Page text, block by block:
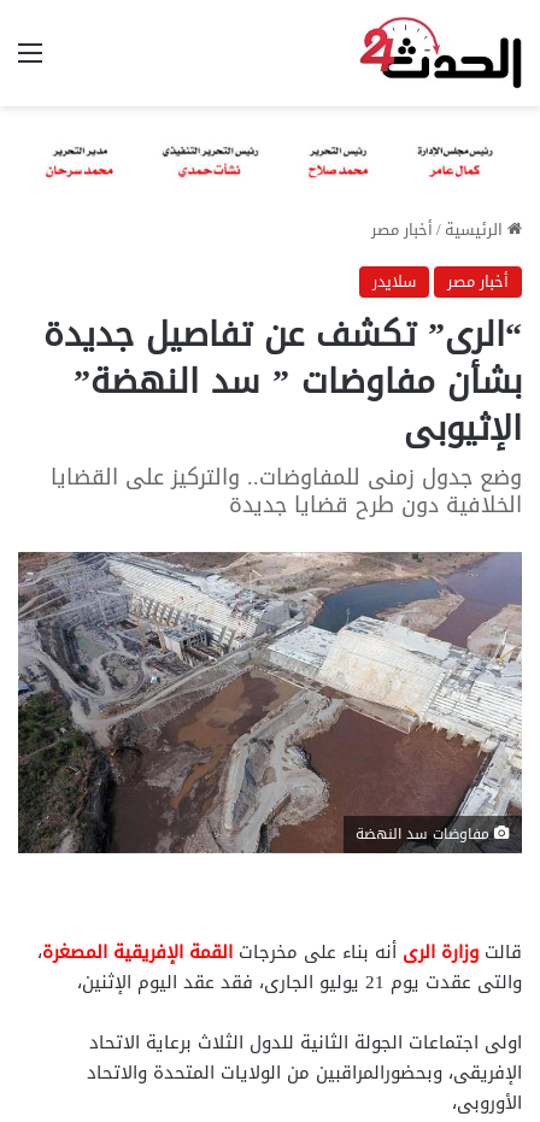
الرئيسية/أخبار مصر
أخبار مصر
سلايدر
“الرى” تكشف عن تفاصيل جديدة
بشأن مفاوضات ” سد النهضة”
الإثيوبى
وضع جدول زمنى للمفاوضات.. والتركيز على القضايا
الخلافية دون طرح قضايا جديدة
مفاوضات سد النهضة
قالت وزارة الرى أنه بناء على مخرجات القمة الإفريقية المصغرة،
والتى عقدت يوم 21 يوليو الجارى، فقد عقد اليوم الإثنين،
اولى اجتماعات الجولة الثانية للدول الثلاث برعاية الاتحاد
الإفريقى، وبحضورالمراقبين من الولايات المتحدة والاتحاد
الأوروبى،